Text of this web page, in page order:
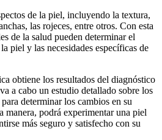
de la piel, incluyendo la textura,
las rojeces, entre otros. Con esta
de la salud pueden determinar el
piel y las necesidades específicas de
obtiene los resultados del diagnóstico
a cabo un estudio detallado sobre los
determinar los cambios en su
manera, podrá experimentar una piel
más seguro y satisfecho con su